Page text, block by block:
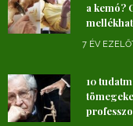
a kemó?
7 ÉV
10